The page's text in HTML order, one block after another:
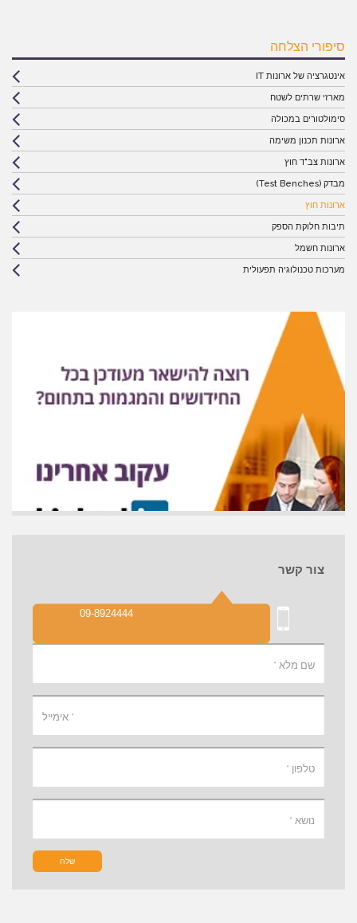
סיפורי הצלחה
אינטגרציה של ארונות IT
מארזי שרתים לשטח
סימולטורים במכולה
ארונות תכנון משימה
ארונות צב"ד חוץ
מבדק (Test Benches)
ארונות חוץ
תיבות חלוקת הספק
ארונות חשמל
מערכות טכנולוגיה תפעולית
צור קשר
09-8924444
שלח